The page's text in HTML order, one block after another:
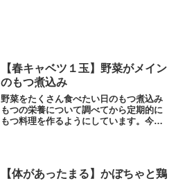
【春キャベツ１玉】野菜がメイン
のもつ煮込み
野菜をたくさん食べたい日のもつ煮込み
もつの栄養について調べてから定期的に
もつ料理を作るようにしています。今回
ししておきます）玉ねぎ...
【体があったまる】かぼちゃと鶏